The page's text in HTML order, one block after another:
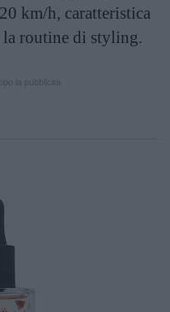
km/h, caratteristica
la routine di styling.